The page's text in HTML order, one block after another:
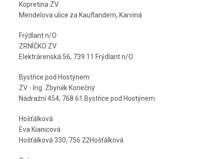
Kopretina ZV
Mendelova ulice za Kauflandem, Karviná
Frýdlant n/O
ZRNÍČKO ZV
Elektrárenská 56, 739 11 Frýdlant n/O
Bystřice pod Hostýnem
ZV - Ing. Zbyněk Konečný
Nádražní 454, 768 61 Bystřice pod Hostýnem
Hošťálková
Eva Kianicová
Hošťálková 330, 756 22Hošťálková